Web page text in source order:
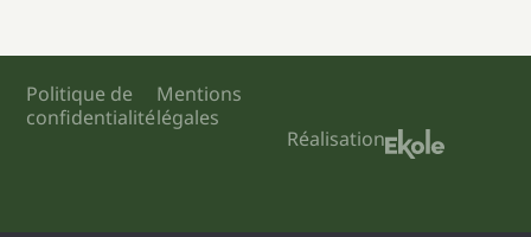
Politique de
confidentialité
Mentions
légales
Réalisation